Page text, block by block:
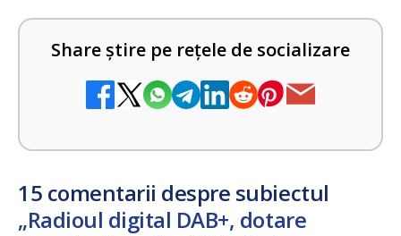
Share știre pe rețele de socializare
15 comentarii despre subiectul
„Radioul digital DAB+, dotare